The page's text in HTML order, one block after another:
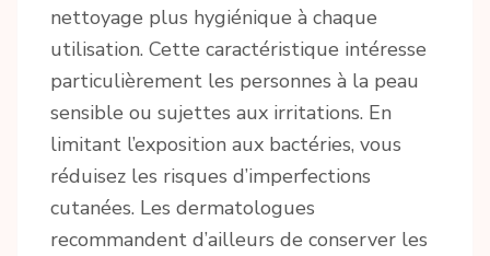
nettoyage plus hygiénique à chaque
utilisation. Cette caractéristique intéresse
particulièrement les personnes à la peau
sensible ou sujettes aux irritations. En
limitant l’exposition aux bactéries, vous
réduisez les risques d’imperfections
cutanées. Les dermatologues
recommandent d’ailleurs de conserver les